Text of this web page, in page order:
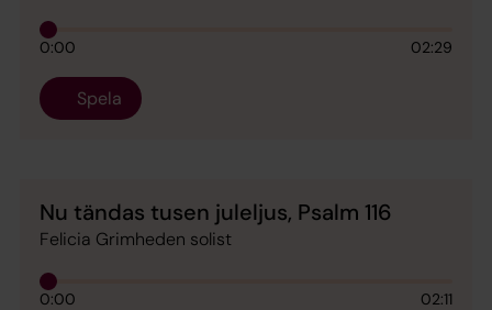
0:00 02:29
Spela
Nu tändas tusen juleljus, Psalm 116
Felicia Grimheden solist
0:00 02:11